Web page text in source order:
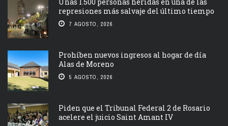
represiones más salvaje del último tiempo
7 AGOSTO, 2026
Prohíben nuevos ingresos al hogar de día
Alas de Moreno
5 AGOSTO, 2026
Piden que el Tribunal Federal 2 de Rosario
acelere el juicio Saint Amant IV